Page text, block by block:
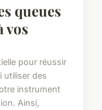
queues
vos
pour réussir
utiliser des
instrument
Ainsi,